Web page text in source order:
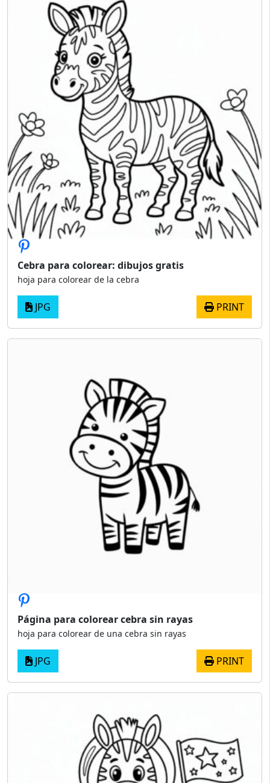
Cebra para colorear: dibujos gratis
hoja para colorear de la cebra
JPG PRINT
Página para colorear cebra sin rayas
hoja para colorear de una cebra sin rayas
JPG PRINT